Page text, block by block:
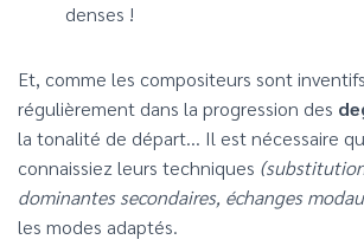
denses !
Et, comme les compositeurs sont
régulièrement dans la progression des
la tonalité de départ… Il est nécessaire
connaissiez leurs techniques
dominantes secondaires, échanges
les modes adaptés.